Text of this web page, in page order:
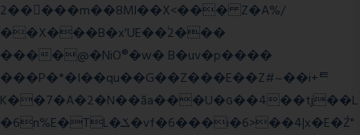
2�����m��8Ml��X<��� Z�A%/
��X���B�x'UE��֔2���
����@�NiO®�w� B�uv�p����
���P�*�I��qu��G��Z��� E��Z#~��i+ᄐ
K��7�A�2�N��ăa���U�ɢ��4��tj��L
�6n%E�TL�ݎ�vf�6���i�6>��4|x�E�Ź"